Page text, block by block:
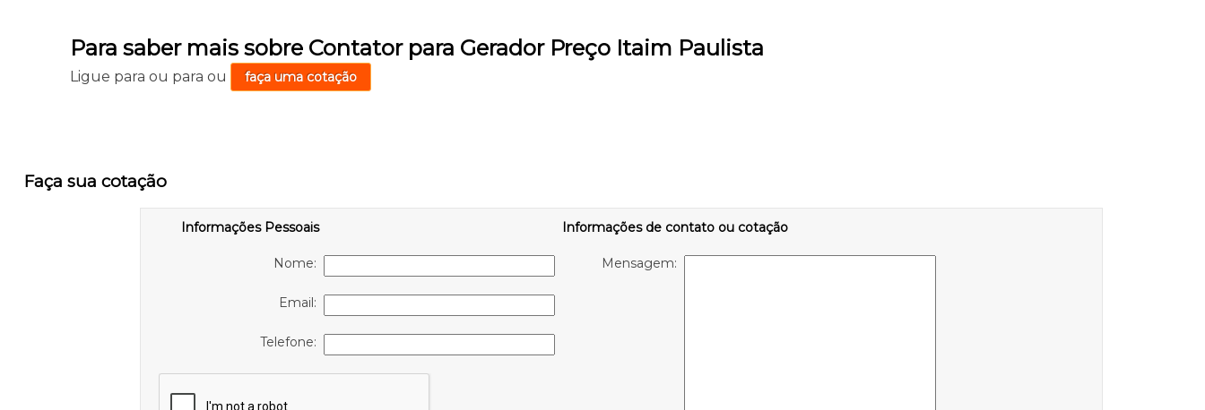
Para saber mais sobre Contator para Gerador Preço Itaim Paulista
Ligue paraou paraou faça uma cotação
Faça sua cotação
Informações Pessoais
Nome:
Email:
Telefone:
Informações de contato ou cotação
Mensagem: